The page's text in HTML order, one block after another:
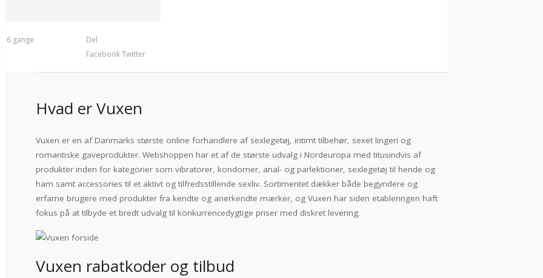
gange
Del
FacebookTwitter
Hvad er Vuxen
Vuxen er en af Danmarks største online forhandlere af sexlegetøj, intimt tilbehør, sexet lingeri og
romantiske gaveprodukter. Webshoppen har et af de største udvalg i Nordeuropa med titusindvis af
produkter inden for kategorier som vibratorer, kondomer, anal- og parlektioner, sexlegetøj til hende og
ham samt accessories til et aktivt og tilfredsstillende sexliv. Sortimentet dækker både begyndere og
erfarne brugere med produkter fra kendte og anerkendte mærker, og Vuxen har siden etableringen haft
fokus på at tilbyde et bredt udvalg til konkurrencedygtige priser med diskret levering.
Vuxen rabatkoder og tilbud